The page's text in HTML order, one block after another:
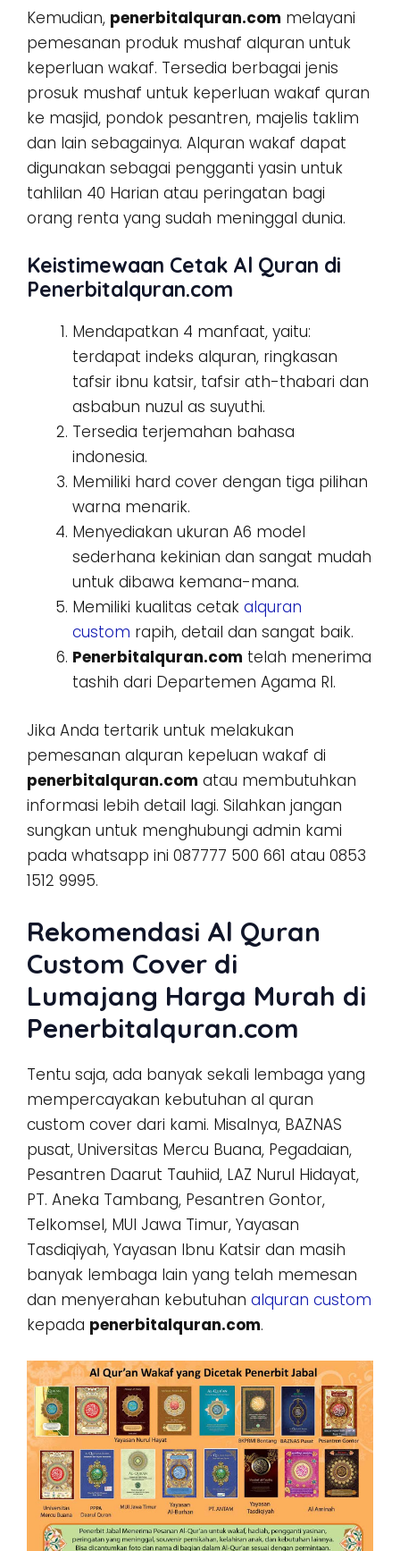
Kemudian, penerbitalquran.com melayani
pemesanan produk mushaf alquran untuk
keperluan wakaf. Tersedia berbagai jenis
prosuk mushaf untuk keperluan wakaf quran
ke masjid, pondok pesantren, majelis taklim
dan lain sebagainya. Alquran wakaf dapat
digunakan sebagai pengganti yasin untuk
tahlilan 40 Harian atau peringatan bagi
orang renta yang sudah meninggal dunia.
Keistimewaan Cetak Al Quran di
Penerbitalquran.com
Mendapatkan 4 manfaat, yaitu:
terdapat indeks alquran, ringkasan
tafsir ibnu katsir, tafsir ath-thabari dan
asbabun nuzul as suyuthi.
Tersedia terjemahan bahasa
indonesia.
Memiliki hard cover dengan tiga pilihan
warna menarik.
Menyediakan ukuran A6 model
sederhana kekinian dan sangat mudah
untuk dibawa kemana-mana.
Memiliki kualitas cetak alquran
custom rapih, detail dan sangat baik.
Penerbitalquran.com telah menerima
tashih dari Departemen Agama RI.
Jika Anda tertarik untuk melakukan
pemesanan alquran kepeluan wakaf di
penerbitalquran.com atau membutuhkan
informasi lebih detail lagi. Silahkan jangan
sungkan untuk menghubungi admin kami
pada whatsapp ini 087777 500 661 atau 0853
1512 9995.
Rekomendasi Al Quran
Custom Cover di
Lumajang Harga Murah di
Penerbitalquran.com
Tentu saja, ada banyak sekali lembaga yang
mempercayakan kebutuhan al quran
custom cover dari kami. Misalnya, BAZNAS
pusat, Universitas Mercu Buana, Pegadaian,
Pesantren Daarut Tauhiid, LAZ Nurul Hidayat,
PT. Aneka Tambang, Pesantren Gontor,
Telkomsel, MUI Jawa Timur, Yayasan
Tasdiqiyah, Yayasan Ibnu Katsir dan masih
banyak lembaga lain yang telah memesan
dan menyerahan kebutuhan alquran custom
kepada penerbitalquran.com.